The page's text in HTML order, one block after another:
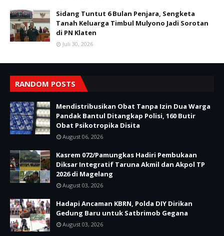
Sidang Tuntut 6 Bulan Penjara, Sengketa
Tanah Keluarga Timbul Mulyono Jadi Sorotan
di PN Klaten
Juli 30, 2026
RANDOM POSTS
Mendistribusikan Obat Tanpa Izin Dua Warga
Pandak Bantul Ditangkap Polisi, 160 Butir
Obat Psikotropika Disita
August 06, 2026
Kasrem 072/Pamungkas Hadiri Pembukaan
Diksar Integratif Taruna Akmil dan Akpol TP
2026 di Magelang
August 03, 2026
Hadapi Ancaman KBRN, Polda DIY Dirikan
Gedung Baru untuk Satbrimob Gegana
August 03, 2026